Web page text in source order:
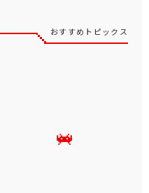
おすすめトピックス